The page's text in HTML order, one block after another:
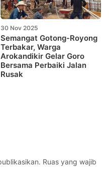
30 Nov 2025
Semangat Gotong-Royong
Terbakar, Warga
Arokandikir Gelar Goro
Bersama Perbaiki Jalan
Rusak
Ruas yang wajib